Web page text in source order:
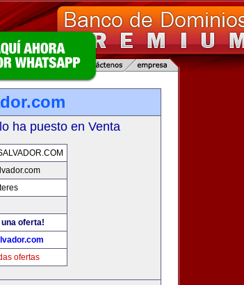
ha puesto en Venta
una oferta!
ofertas